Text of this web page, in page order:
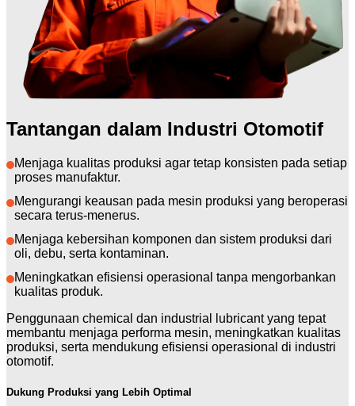
Tantangan dalam Industri Otomotif
Menjaga kualitas produksi agar tetap konsisten pada setiap
proses manufaktur.
Mengurangi keausan pada mesin produksi yang beroperasi
secara terus-menerus.
Menjaga kebersihan komponen dan sistem produksi dari
oli, debu, serta kontaminan.
Meningkatkan efisiensi operasional tanpa mengorbankan
kualitas produk.
Penggunaan chemical dan industrial lubricant yang tepat
membantu menjaga performa mesin, meningkatkan kualitas
produksi, serta mendukung efisiensi operasional di industri
otomotif.
Dukung Produksi yang Lebih Optimal